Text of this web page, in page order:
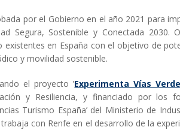
por el Gobierno en el año 2021 para
Segura, Sostenible y Conectada 2030.
en España con el objetivo de
y movilidad sostenible.
el proyecto 'Experimenta Vías
y Resiliencia, y financiado por los
Turismo España’ del Ministerio de
con Renfe en el desarrollo de la